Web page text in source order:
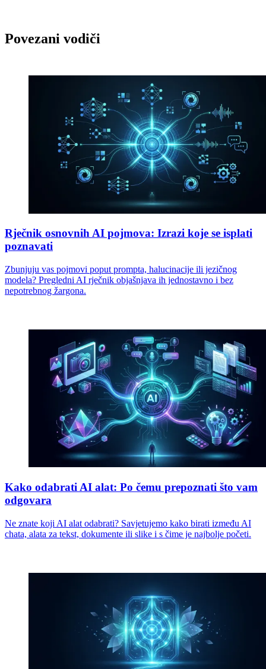
Povezani vodiči
Rječnik osnovnih AI pojmova: Izrazi koje se isplati
poznavati
Zbunjuju vas pojmovi poput prompta, halucinacije ili jezičnog
modela? Pregledni AI rječnik objašnjava ih jednostavno i bez
nepotrebnog žargona.
Kako odabrati AI alat: Po čemu prepoznati što vam
odgovara
Ne znate koji AI alat odabrati? Savjetujemo kako birati između AI
chata, alata za tekst, dokumente ili slike i s čime je najbolje početi.